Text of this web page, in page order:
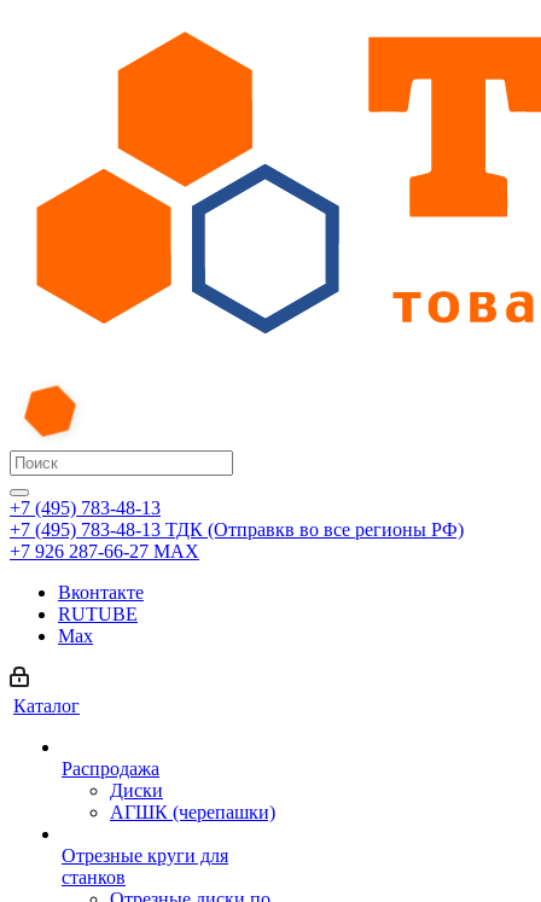
+7 (495) 783-48-13
+7 (495) 783-48-13 ТДК (Отправкв во все регионы РФ)
+7 926 287-66-27 МАХ
Вконтакте
RUTUBE
Max
Каталог
Распродажа
Диски
АГШК (черепашки)
Отрезные круги для
станков